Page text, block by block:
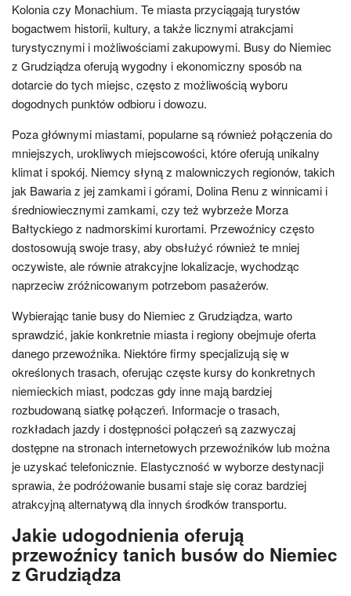
Kolonia czy Monachium. Te miasta przyciągają turystów
bogactwem historii, kultury, a także licznymi atrakcjami
turystycznymi i możliwościami zakupowymi. Busy do Niemiec
z Grudziądza oferują wygodny i ekonomiczny sposób na
dotarcie do tych miejsc, często z możliwością wyboru
dogodnych punktów odbioru i dowozu.
Poza głównymi miastami, popularne są również połączenia do
mniejszych, urokliwych miejscowości, które oferują unikalny
klimat i spokój. Niemcy słyną z malowniczych regionów, takich
jak Bawaria z jej zamkami i górami, Dolina Renu z winnicami i
średniowiecznymi zamkami, czy też wybrzeże Morza
Bałtyckiego z nadmorskimi kurortami. Przewoźnicy często
dostosowują swoje trasy, aby obsłużyć również te mniej
oczywiste, ale równie atrakcyjne lokalizacje, wychodząc
naprzeciw zróżnicowanym potrzebom pasażerów.
Wybierając tanie busy do Niemiec z Grudziądza, warto
sprawdzić, jakie konkretnie miasta i regiony obejmuje oferta
danego przewoźnika. Niektóre firmy specjalizują się w
określonych trasach, oferując częste kursy do konkretnych
niemieckich miast, podczas gdy inne mają bardziej
rozbudowaną siatkę połączeń. Informacje o trasach,
rozkładach jazdy i dostępności połączeń są zazwyczaj
dostępne na stronach internetowych przewoźników lub można
je uzyskać telefonicznie. Elastyczność w wyborze destynacji
sprawia, że podróżowanie busami staje się coraz bardziej
atrakcyjną alternatywą dla innych środków transportu.
Jakie udogodnienia oferują
przewoźnicy tanich busów do Niemiec
z Grudziądza